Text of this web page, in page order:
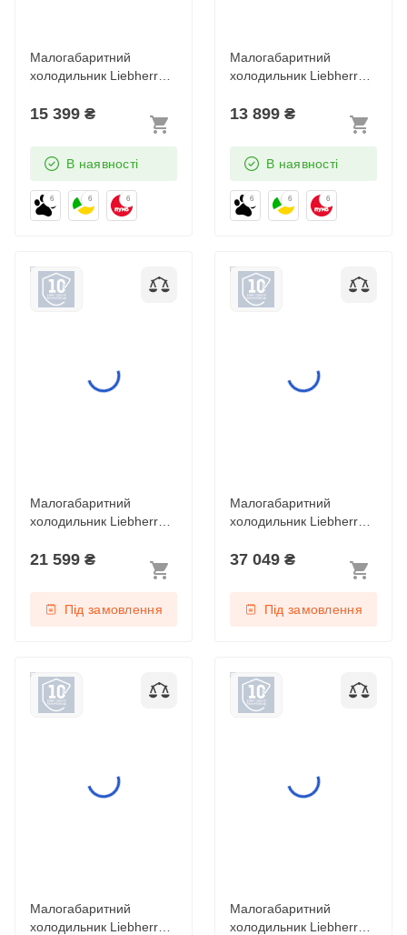
Малогабаритний
холодильник Liebherr
15 399 ₴
В наявності
6 6 6
Малогабаритний
холодильник Liebherr
13 899 ₴
В наявності
6 6 6
Малогабаритний
холодильник Liebherr
Малогабаритний
холодильник Liebherr
21 599 ₴
Під замовлення
Малогабаритний
холодильник Liebherr
Малогабаритний
холодильник Liebherr
37 049 ₴
Під замовлення
Малогабаритний
холодильник Liebherr
Малогабаритний
холодильник Liebherr
Малогабаритний
холодильник Liebherr
Малогабаритний
холодильник Liebherr